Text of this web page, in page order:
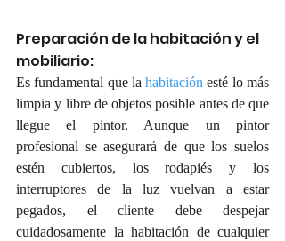
Preparación de la habitación y el
mobiliario:
Es fundamental que la habitación esté lo más
limpia y libre de objetos posible antes de que
llegue el pintor. Aunque un pintor
profesional se asegurará de que los suelos
estén cubiertos, los rodapiés y los
interruptores de la luz vuelvan a estar
pegados, el cliente debe despejar
cuidadosamente la habitación de cualquier